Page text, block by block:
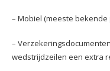
– Mobiel (meeste
–
wedstrijdzeilen een extra